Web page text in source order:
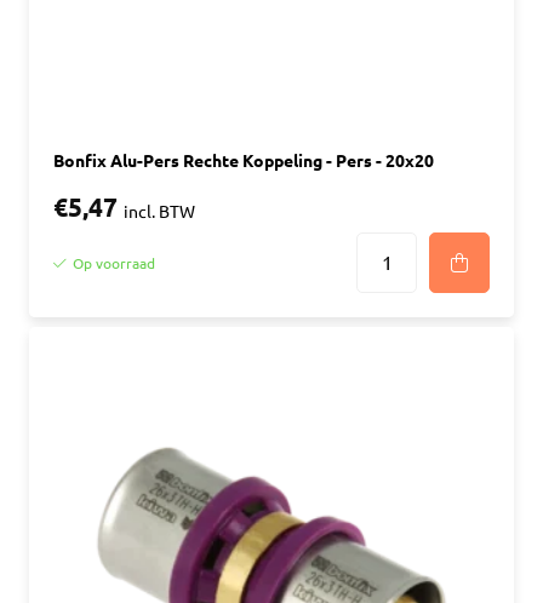
Bonfix Alu-Pers Rechte Koppeling - Pers - 20x20
€5,47 incl. BTW
Op voorraad